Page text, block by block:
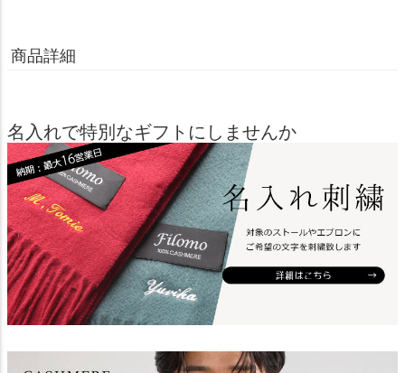
商品詳細
名入れで特別なギフトにしませんか